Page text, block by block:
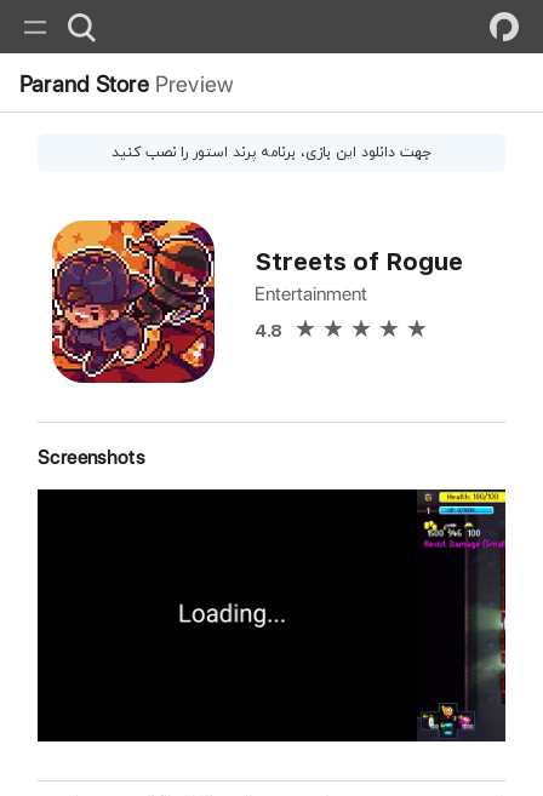
Parand Store Preview
جهت دانلود این بازی، برنامه پرند استور را نصب کنید
Streets of Rogue
Entertainment
4.8
Screenshots